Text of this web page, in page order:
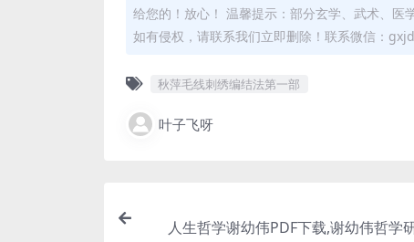
给您的！放心！ 温馨提示：部分玄学、武术、医
如有侵权，请联系我们立即删除！联系微信：
秋萍毛线刺绣编结法第一部
叶子飞呀
人生哲学谢幼伟PDF下载,谢幼伟哲学